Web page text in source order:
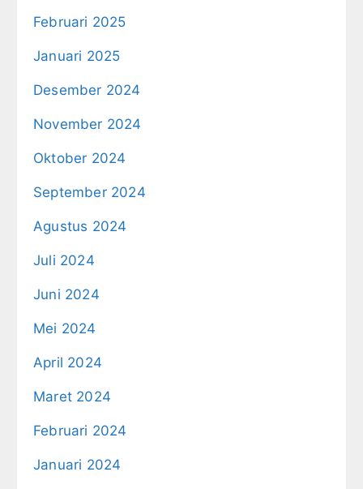
Februari 2025
Januari 2025
Desember 2024
November 2024
Oktober 2024
September 2024
Agustus 2024
Juli 2024
Juni 2024
Mei 2024
April 2024
Maret 2024
Februari 2024
Januari 2024